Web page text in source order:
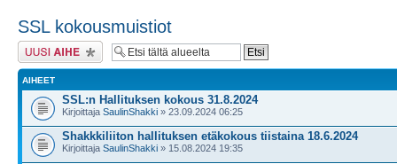
SSL kokousmuistiot
Lähetä uusi viesti
AIHEET
SSL:n Hallituksen kokous 31.8.2024
Kirjoittaja SaulinShakki » 23.09.2024 06:25
Shakkkiliiton hallituksen etäkokous tiistaina 18.6.2024
Kirjoittaja SaulinShakki » 15.08.2024 19:35